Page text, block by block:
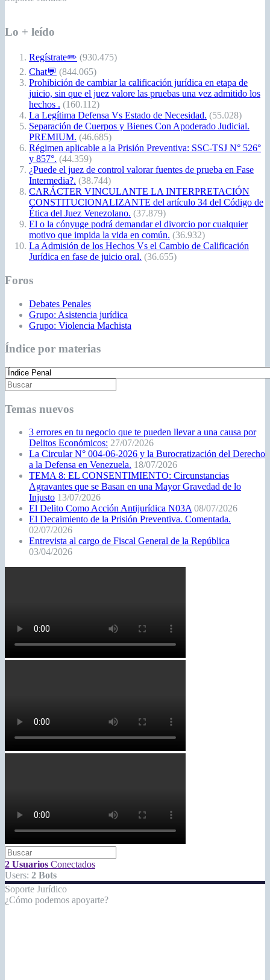
Lo + leído
Regístrate✏️ (930.475)
Chat💬 (844.065)
Prohibición de cambiar la calificación jurídica en etapa de
juicio, sin que el juez valore las pruebas una vez admitido los
hechos . (160.112)
La Legítima Defensa Vs Estado de Necesidad. (55.028)
Separación de Cuerpos y Bienes Con Apoderado Judicial.
PREMIUM. (46.685)
Régimen aplicable a la Prisión Preventiva: SSC-TSJ N° 526°
y 857°. (44.359)
¿Puede el juez de control valorar fuentes de prueba en Fase
Intermedia?. (38.744)
CARÁCTER VINCULANTE LA INTERPRETACIÓN
CONSTITUCIONALIZANTE del artículo 34 del Código de
Ética del Juez Venezolano. (37.879)
El o la cónyuge podrá demandar el divorcio por cualquier
motivo que impida la vida en común. (36.932)
La Admisión de los Hechos Vs el Cambio de Calificación
Jurídica en fase de juicio oral. (36.655)
Foros
Debates Penales
Grupo: Asistencia jurídica
Grupo: Violencia Machista
Índice por materias
Temas nuevos
3 errores en tu negocio que te pueden llevar a una causa por
Delitos Económicos: 27/07/2026
La Circular N° 004-06-2026 y la Burocratización del Derecho
a la Defensa en Venezuela. 18/07/2026
TEMA 8: EL CONSENTIMIENTO: Circunstancias
Agravantes que se Basan en una Mayor Gravedad de lo
Injusto 13/07/2026
El Delito Como Acción Antijurídica N03A 08/07/2026
El Decaimiento de la Prisión Preventiva. Comentada.
02/07/2026
Entrevista al cargo de Fiscal General de la República
03/04/2026
2 Usuarios Conectados
Users: 2 Bots
Soporte Jurídico
¿Cómo podemos apoyarte?